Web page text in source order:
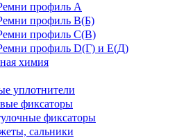
профиль А
профиль В(Б)
профиль С(В)
профиль D(Г) и E(Д)
химия
уплотнители
фиксаторы
фиксаторы
сальники